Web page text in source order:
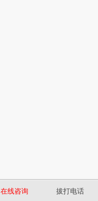
在线咨询 拔打电话